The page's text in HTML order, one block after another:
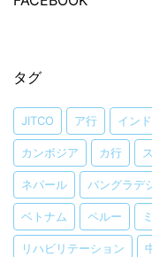
タグ
JITCO ア行 インド
カンボジア カ行
ネパール バングラデ
ベトナム ペルー
リハビリテーション